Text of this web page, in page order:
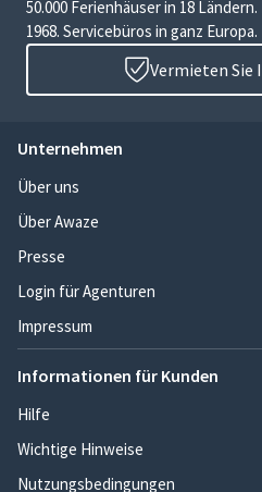
50.000 Ferienhäuser in 18
1968. Servicebüros in ganz
Vermieten Sie
Unternehmen
Über uns
Über Awaze
Presse
Login für Agenturen
Impressum
Informationen für Kunden
Hilfe
Wichtige Hinweise
Nutzungsbedingungen